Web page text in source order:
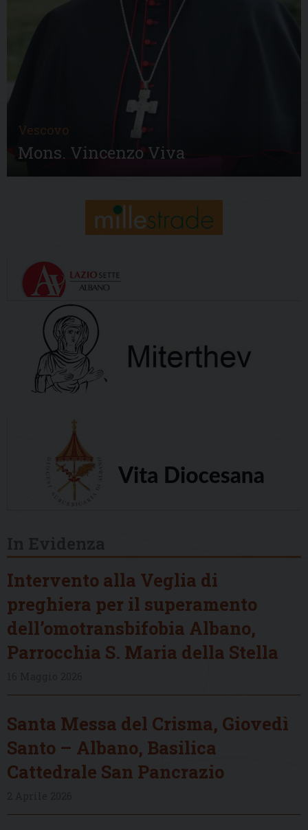
Vescovo
Mons. Vincenzo Viva
Intervento alla Veglia di
preghiera per il superamento
dell’omotransbifobia Albano,
Parrocchia S. Maria della Stella
Santa Messa del Crisma, Giovedì
Santo – Albano, Basilica
Cattedrale San Pancrazio